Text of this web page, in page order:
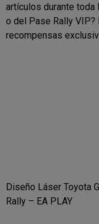
artículos durante toda
o del Pase Rally VIP?
recompensas
Diseño Láser Toyota
Rally – EA PLAY